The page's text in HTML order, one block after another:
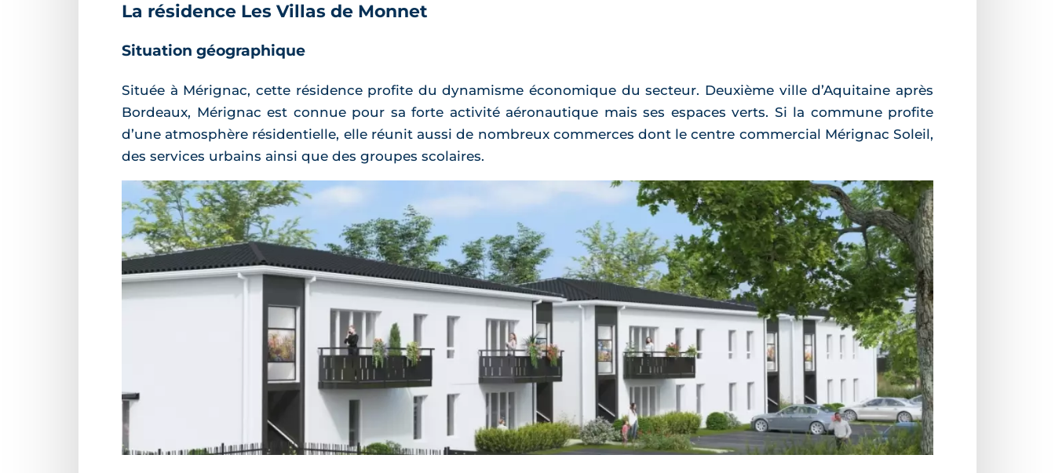
La résidence Les Villas de Monnet
Situation géographique
Située à Mérignac, cette résidence profite du dynamisme économique du secteur. Deuxième ville d’Aquitaine après
Bordeaux, Mérignac est connue pour sa forte activité aéronautique mais ses espaces verts. Si la commune profite
d’une atmosphère résidentielle, elle réunit aussi de nombreux commerces dont le centre commercial Mérignac Soleil,
des services urbains ainsi que des groupes scolaires.